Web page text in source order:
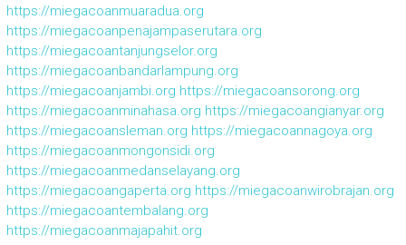
https://miegacoanmuaradua.org
https://miegacoanpenajampaserutara.org
https://miegacoantanjungselor.org
https://miegacoanbandarlampung.org
https://miegacoanjambi.org https://miegacoansorong.org
https://miegacoanminahasa.org https://miegacoangianyar.org
https://miegacoansleman.org https://miegacoannagoya.org
https://miegacoanmongonsidi.org
https://miegacoanmedanselayang.org
https://miegacoangaperta.org https://miegacoanwirobrajan.org
https://miegacoantembalang.org
https://miegacoanmajapahit.org